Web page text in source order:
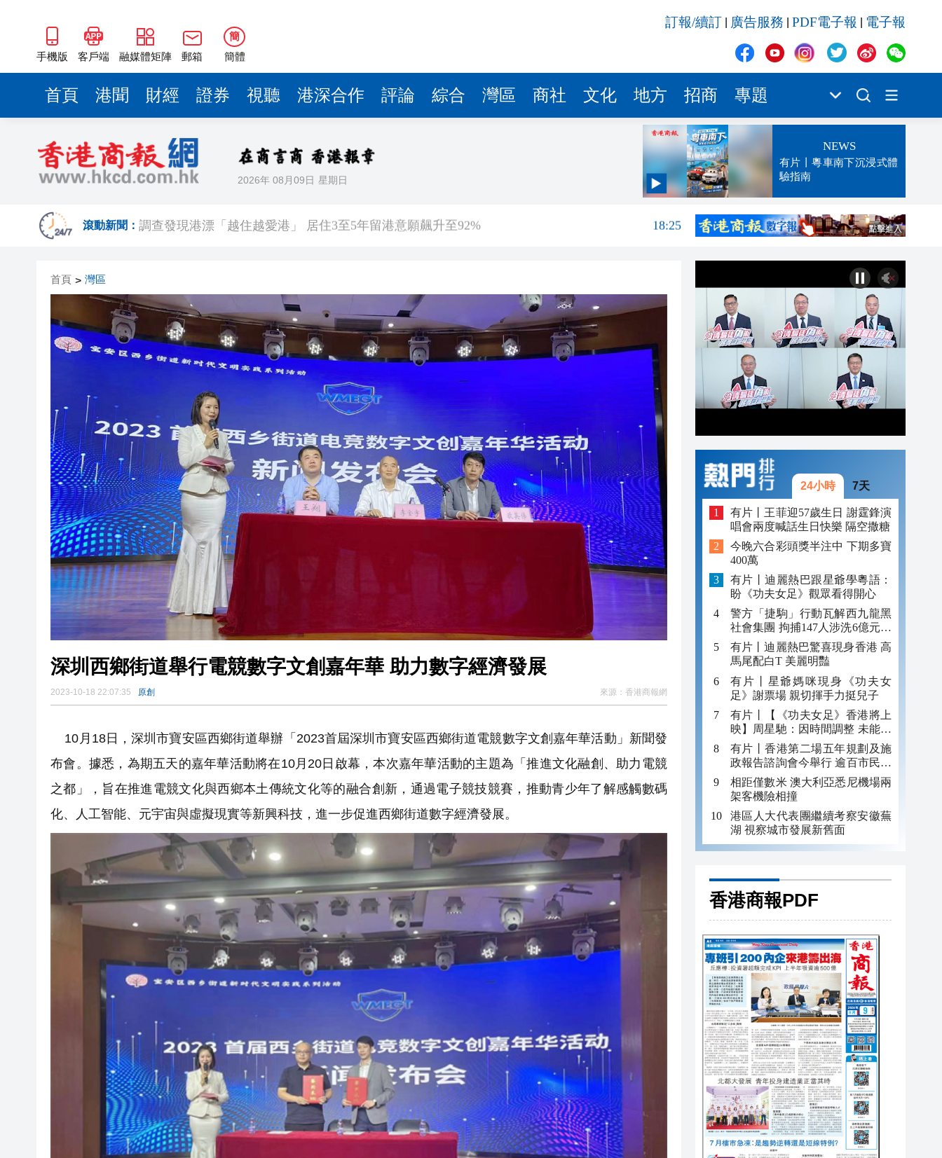
手機版 客戶端 融媒體矩陣 郵箱
簡
簡體
訂報/續訂 廣告服務 PDF電子報 電子報
首頁 港聞 財經 證券 視聽 港深合作 評論 綜合 灣區 商社 文化 地方 招商 專題
2026年 08月09日 星期日
NEWS
有片丨粵車南下沉浸式體
驗指南
滾動新聞：
18:25
颱風「白海豚」在浙江台州玉環沿海登陸 中心附近最大風力14級
18:23
「關鍵變量」？
泰國國家旅遊局：高度重視中國遊客旅遊體驗 將完善產品和服務
17:20
有片丨90場諮詢會廣納民意 李家超：首份五年規劃 三季度揭盅
警方破獲新界北村屋爆竊集團 拘5男女涉款210萬元
16:53
伊朗外長強調霍爾木茲海峽未重新開放
16:45
首頁 > 灣區
深圳西鄉街道舉行電競數字文創嘉年華 助力數字經濟發展
2023-10-18 22:07:35 原創 來源： 香港商報網
10月18日，深圳市寶安區西鄉街道舉辦「2023首屆深圳市寶安區西鄉街道電競數字文創嘉年華活動」新聞發
布會。據悉，為期五天的嘉年華活動將在10月20日啟幕，本次嘉年華活動的主題為「推進文化融創、助力電競
之都」，旨在推進電競文化與西鄉本土傳統文化等的融合創新，通過電子競技競賽，推動青少年了解感觸數碼
化、人工智能、元宇宙與虛擬現實等新興科技，進一步促進西鄉街道數字經濟發展。
24小時 7天
有片丨王菲迎57歲生日 謝霆鋒演
唱會兩度喊話生日快樂 隔空撒糖
今晚六合彩頭獎半注中 下期多寶
400萬
有片丨迪麗熱巴跟星爺學粵語：
盼《功夫女足》觀眾看得開心
警方「捷駒」行動瓦解西九龍黑
社會集團 拘捕147人涉洗6億元黑
錢
有片丨迪麗熱巴驚喜現身香港 高
馬尾配白T 美麗明豔
有片丨星爺媽咪現身《功夫女
足》謝票場 親切揮手力挺兒子
有片丨【《功夫女足》香港將上
映】周星馳：因時間調整 未能製
作粵語版 對此深表遺憾
有片丨香港第二場五年規劃及施
政報告諮詢會今舉行 逾百市民出
席
相距僅數米 澳大利亞悉尼機場兩
架客機險相撞
港區人大代表團繼續考察安徽蕪
湖 視察城市發展新舊面
香港商報PDF